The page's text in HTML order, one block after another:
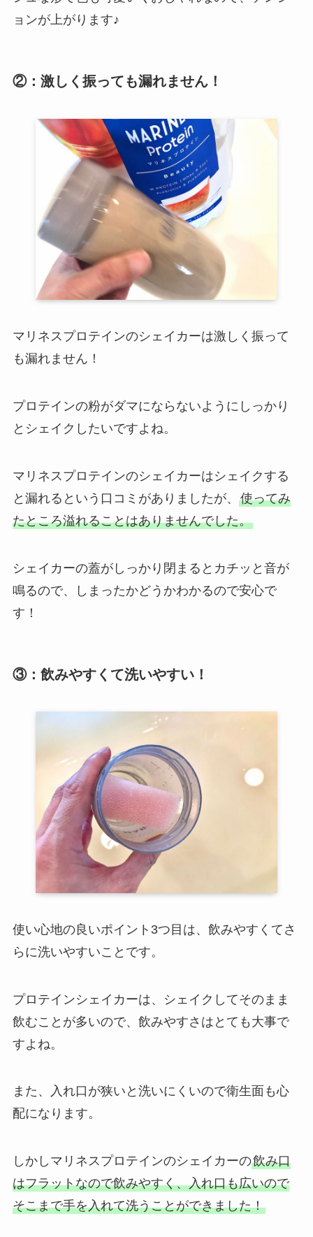
ョンが上がります♪
②：激しく振っても漏れません！
マリネスプロテインのシェイカーは激しく振って
も漏れません！
プロテインの粉がダマにならないようにしっかり
とシェイクしたいですよね。
マリネスプロテインのシェイカーはシェイクする
と漏れるという口コミがありましたが、 使ってみ
たところ溢れることはありませんでした。
シェイカーの蓋がしっかり閉まるとカチッと音が
鳴るので、しまったかどうかわかるので安心で
す！
③：飲みやすくて洗いやすい！
使い心地の良いポイント3つ目は、飲みやすくてさ
らに洗いやすいことです。
プロテインシェイカーは、シェイクしてそのまま
飲むことが多いので、飲みやすさはとても大事で
すよね。
また、入れ口が狭いと洗いにくいので衛生面も心
配になります。
しかしマリネスプロテインのシェイカーの飲み口
はフラットなので飲みやすく、入れ口も広いので
そこまで手を入れて洗うことができました！